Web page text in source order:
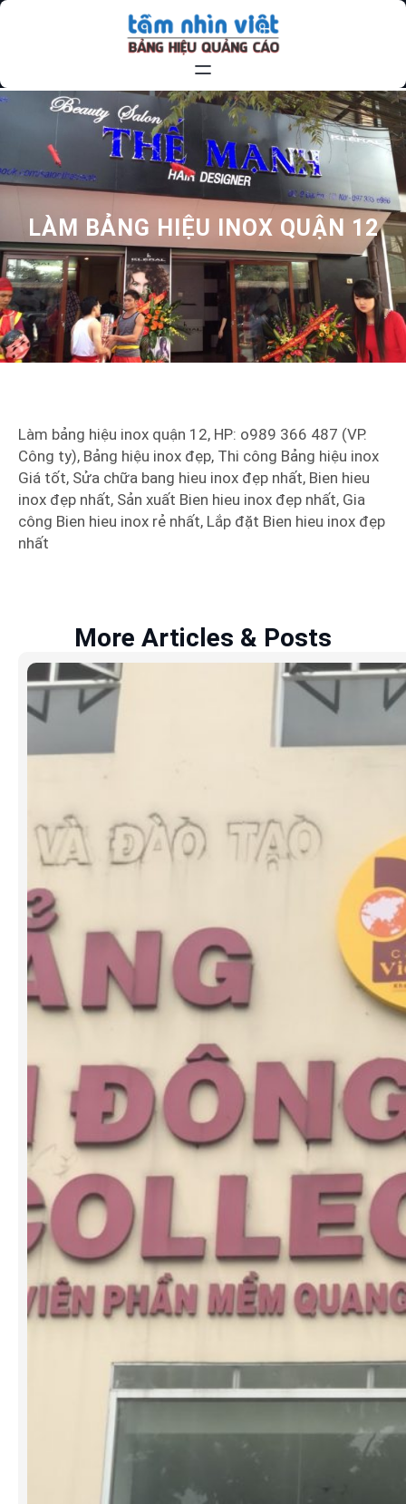
Chuyển
dung
LÀM BẢNG HIỆU INOX QUẬN 12
Làm bảng hiệu inox quận 12, HP: o989 366 487 (VP.
Công ty), Bảng hiệu inox đẹp, Thi công Bảng hiệu inox
Giá tốt, Sửa chữa bang hieu inox đẹp nhất, Bien hieu
inox đẹp nhất, Sản xuất Bien hieu inox đẹp nhất, Gia
công Bien hieu inox rẻ nhất, Lắp đặt Bien hieu inox đẹp
nhất
More Articles & Posts